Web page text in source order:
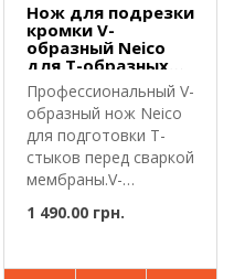
Нож для подрезки
кромки V-
образный Neico
для Т-образных
швов ПВХ и ТПО
мембраны
Профессиональный V-
образный нож Neico
для подготовки Т-
стыков перед сваркой
мембраны.V-
1 490.00 грн.